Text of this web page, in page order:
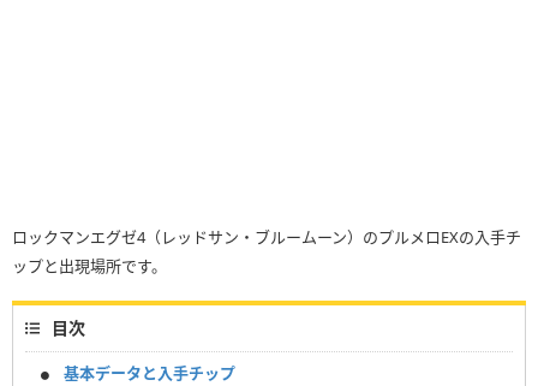
ロックマンエグゼ4（レッドサン・ブルームーン）のプルメロEXの入手チ
ップと出現場所です。
目次
基本データと入手チップ